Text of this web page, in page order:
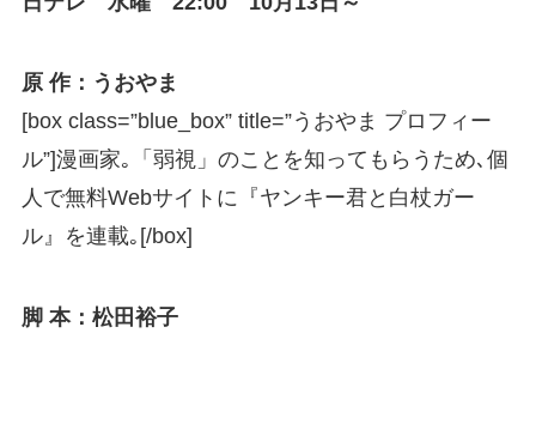
原 作：うおやま
[box class=”blue_box” title=”うおやま プロフィー
ル”]漫画家｡「弱視」のことを知ってもらうため､個
人で無料Webサイトに『ヤンキー君と白杖ガー
ル』を連載｡[/box]
脚 本：松田裕子